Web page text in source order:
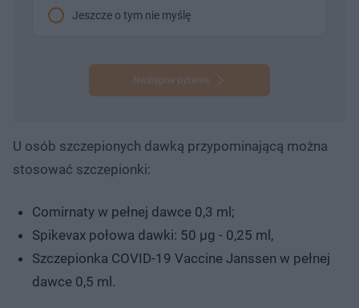
Jeszcze o tym nie myślę
Następne pytanie
U osób szczepionych dawką przypominającą można
stosować szczepionki:
Comirnaty w pełnej dawce 0,3 ml;
Spikevax połowa dawki: 50 µg - 0,25 ml,
Szczepionka COVID-19 Vaccine Janssen w pełnej
dawce 0,5 ml.